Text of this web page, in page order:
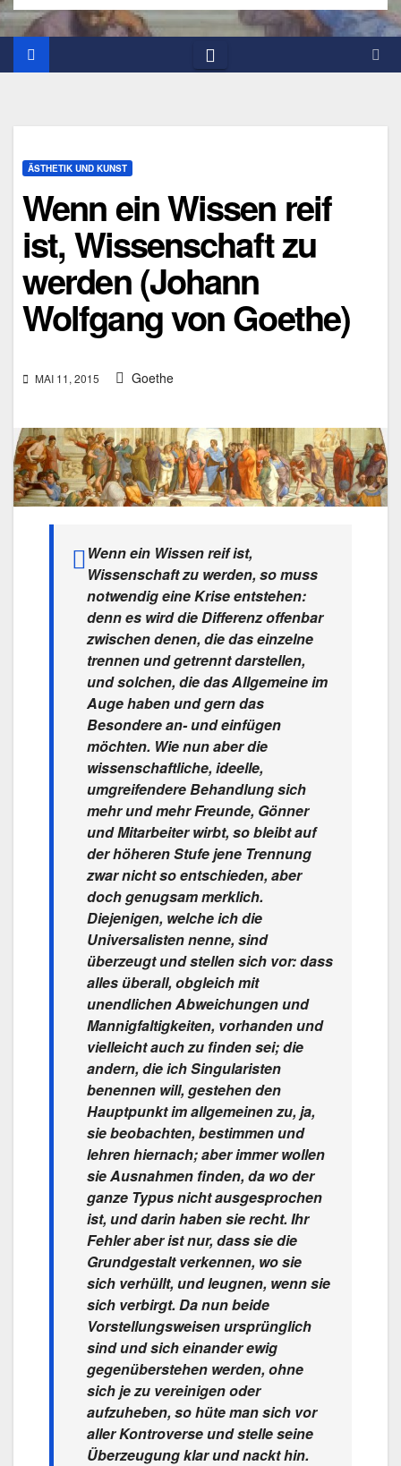
ÄSTHETIK UND KUNST
Wenn ein Wissen reif
ist, Wissenschaft zu
werden (Johann
Wolfgang von Goethe)
MAI 11, 2015 Goethe
Wenn ein Wissen reif ist,
Wissenschaft zu werden, so muss
notwendig eine Krise entstehen:
denn es wird die Differenz offenbar
zwischen denen, die das einzelne
trennen und getrennt darstellen,
und solchen, die das Allgemeine im
Auge haben und gern das
Besondere an- und einfügen
möchten. Wie nun aber die
wissenschaftliche, ideelle,
umgreifendere Behandlung sich
mehr und mehr Freunde, Gönner
und Mitarbeiter wirbt, so bleibt auf
der höheren Stufe jene Trennung
zwar nicht so entschieden, aber
doch genugsam merklich.
Diejenigen, welche ich die
Universalisten nenne, sind
überzeugt und stellen sich vor: dass
alles überall, obgleich mit
unendlichen Abweichungen und
Mannigfaltigkeiten, vorhanden und
vielleicht auch zu finden sei; die
andern, die ich Singularisten
benennen will, gestehen den
Hauptpunkt im allgemeinen zu, ja,
sie beobachten, bestimmen und
lehren hiernach; aber immer wollen
sie Ausnahmen finden, da wo der
ganze Typus nicht ausgesprochen
ist, und darin haben sie recht. Ihr
Fehler aber ist nur, dass sie die
Grundgestalt verkennen, wo sie
sich verhüllt, und leugnen, wenn sie
sich verbirgt. Da nun beide
Vorstellungsweisen ursprünglich
sind und sich einander ewig
gegenüberstehen werden, ohne
sich je zu vereinigen oder
aufzuheben, so hüte man sich vor
aller Kontroverse und stelle seine
Überzeugung klar und nackt hin.